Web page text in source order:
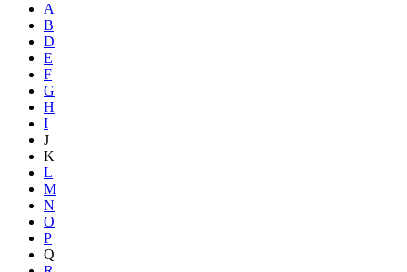
A
B
D
E
F
G
H
I
J
K
L
M
N
O
P
Q